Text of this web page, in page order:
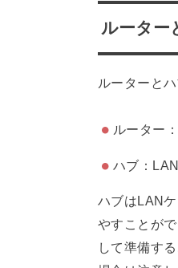
ルーター
ルーターと
ルーター
ハブ：
ハブはLAN
やすことが
して準備す